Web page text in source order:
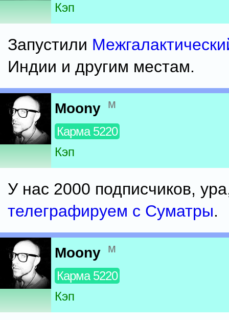
Кэп
Запустили
Индии и другим местам.
Moony м
Карма 5220
Кэп
У нас 2000 подписчиков,
телеграфируем с Суматры.
Moony м
Карма 5220
Кэп